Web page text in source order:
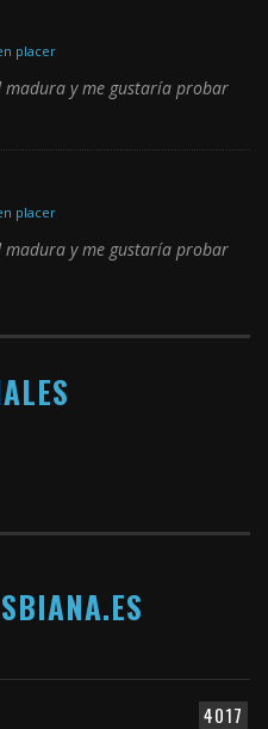
placer
madura y me gustaría probar
placer
madura y me gustaría probar
4017